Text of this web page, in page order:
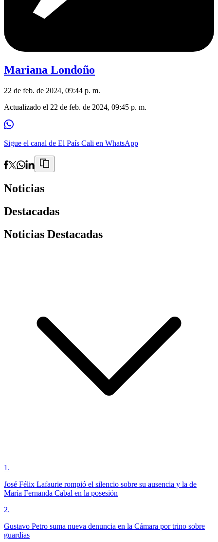
Mariana Londoño
22 de feb. de 2024, 09:44 p. m.
Actualizado el 22 de feb. de 2024, 09:45 p. m.
Sigue el canal de El País Cali en WhatsApp
Noticias
Destacadas
Noticias Destacadas
1 .
José Félix Lafaurie rompió el silencio sobre su ausencia y la de
María Fernanda Cabal en la posesión
2.
Gustavo Petro suma nueva denuncia en la Cámara por trino sobre
guardias